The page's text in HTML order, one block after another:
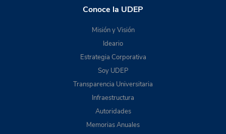
Conoce la UDEP
Misión y Visión
Ideario
Estrategia Corporativa
Soy UDEP
Transparencia Universitaria
Infraestructura
Autoridades
Memorias Anuales